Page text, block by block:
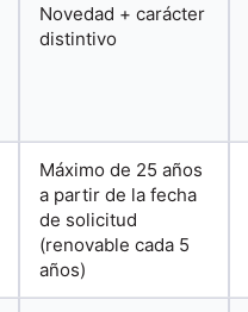
Novedad + carácter
distintivo
Máximo de 25 años
a partir de la fecha
de solicitud
(renovable cada 5
años)